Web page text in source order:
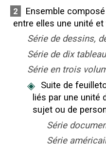
2
Ensemble
entre elles une unité
Série de dessins,
Série de dix
Série en trois
◈ Suite de
liés par une unité
sujet ou de
Série
Série